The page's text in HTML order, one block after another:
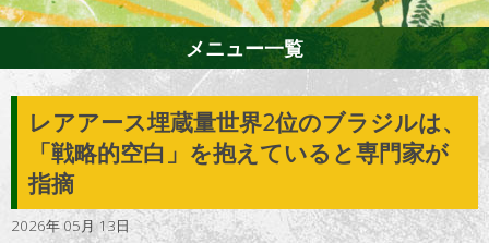
ホーム
ファション
メニュー一覧
レアアース埋蔵量世界2位のブラジルは、
「戦略的空白」を抱えていると専門家が
指摘
2026年 05月 13日